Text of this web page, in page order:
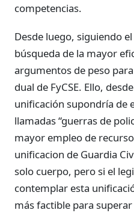
competencias.
Desde luego, siguiendo
búsqueda de la mayor
argumentos de peso
dual de FyCSE. Ello,
unificación supondría de
llamadas “guerras de
mayor empleo de
unificacion de Guardia
solo cuerpo, pero si el
contemplar esta
más factible para